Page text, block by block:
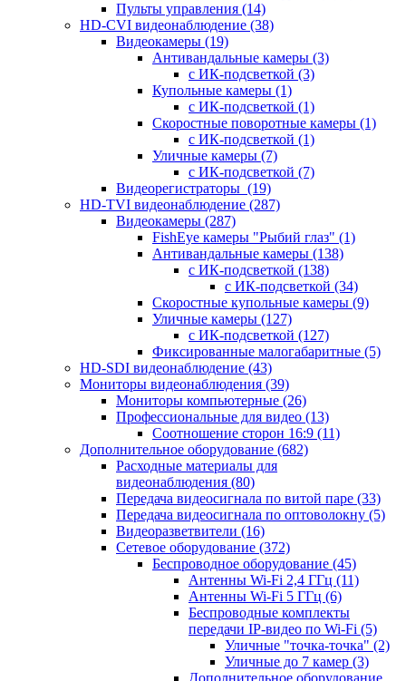
Пульты управления (14)
HD-CVI видеонаблюдение (38)
Видеокамеры (19)
Антивандальные камеры (3)
с ИК-подсветкой (3)
Купольные камеры (1)
с ИК-подсветкой (1)
Скоростные поворотные камеры (1)
с ИК-подсветкой (1)
Уличные камеры (7)
с ИК-подсветкой (7)
Видеорегистраторы (19)
HD-TVI видеонаблюдение (287)
Видеокамеры (287)
FishEye камеры "Рыбий глаз" (1)
Антивандальные камеры (138)
с ИК-подсветкой (138)
с ИК-подсветкой (34)
Скоростные купольные камеры (9)
Уличные камеры (127)
с ИК-подсветкой (127)
Фиксированные малогабаритные (5)
HD-SDI видеонаблюдение (43)
Мониторы видеонаблюдения (39)
Мониторы компьютерные (26)
Профессиональные для видео (13)
Соотношение сторон 16:9 (11)
Дополнительное оборудование (682)
Расходные материалы для
видеонаблюдения (80)
Передача видеосигнала по витой паре (33)
Передача видеосигнала по оптоволокну (5)
Видеоразветвители (16)
Сетевое оборудование (372)
Беспроводное оборудование (45)
Антенны Wi-Fi 2,4 ГГц (11)
Антенны Wi-Fi 5 ГГц (6)
Беспроводные комплекты
передачи IP-видео по Wi-Fi (5)
Уличные "точка-точка" (2)
Уличные до 7 камер (3)
Дополнительное оборудование